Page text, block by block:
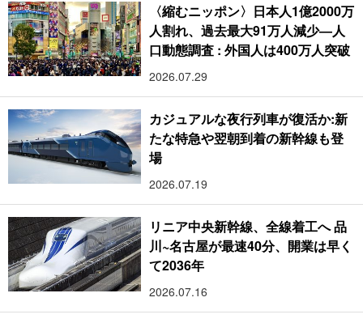
〈縮むニッポン〉日本人1億2000万
人割れ、過去最大91万人減少―人
口動態調査 : 外国人は400万人突破
2026.07.29
カジュアルな夜行列車が復活か:新
たな特急や翌朝到着の新幹線も登
場
2026.07.19
リニア中央新幹線、全線着工へ 品
川~名古屋が最速40分、開業は早く
て2036年
2026.07.16